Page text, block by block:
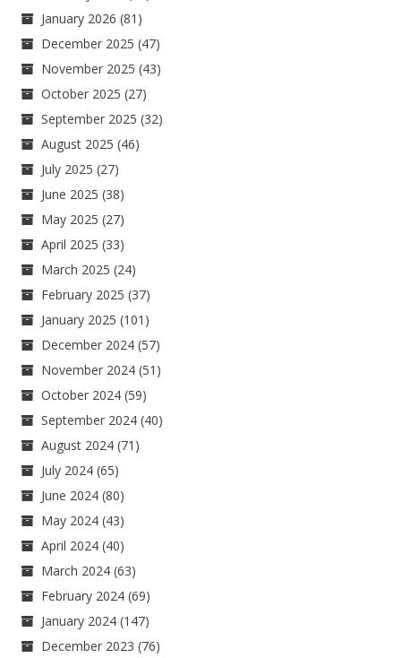
January 2026 (81)
December 2025 (47)
November 2025 (43)
October 2025 (27)
September 2025 (32)
August 2025 (46)
July 2025 (27)
June 2025 (38)
May 2025 (27)
April 2025 (33)
March 2025 (24)
February 2025 (37)
January 2025 (101)
December 2024 (57)
November 2024 (51)
October 2024 (59)
September 2024 (40)
August 2024 (71)
July 2024 (65)
June 2024 (80)
May 2024 (43)
April 2024 (40)
March 2024 (63)
February 2024 (69)
January 2024 (147)
December 2023 (76)